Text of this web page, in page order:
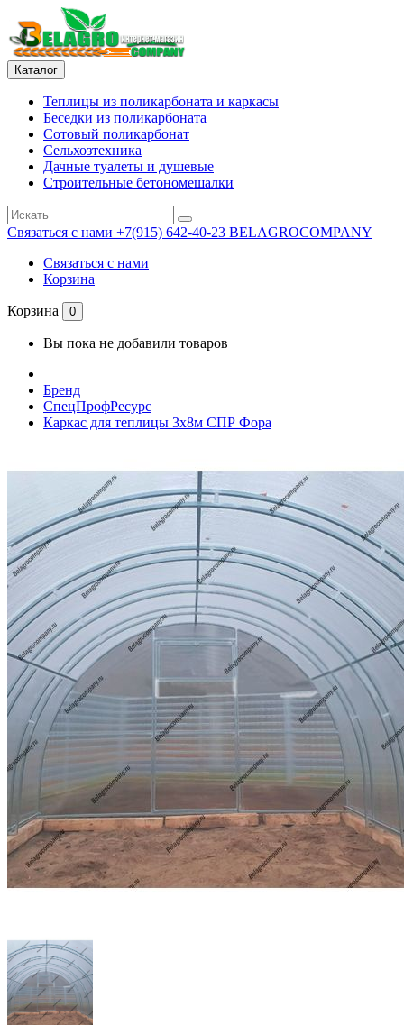
Каталог
Теплицы из поликарбоната и каркасы
Беседки из поликарбоната
Сотовый поликарбонат
Сельхозтехника
Дачные туалеты и душевые
Строительные бетономешалки
Связаться с нами +7(915) 642-40-23 BELAGROCOMPANY
Связаться с нами
Корзина
Корзина 0
Вы пока не добавили товаров
Бренд
СпецПрофРесурс
Каркас для теплицы 3х8м СПР Фора